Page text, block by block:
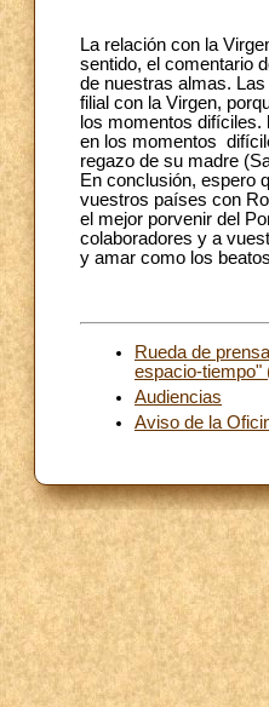
La relación con la
sentido, el comentario
de nuestras almas.
filial con la Virgen,
los momentos
en los momentos
regazo de su madre
En conclusión, espero
vuestros países con
el mejor porvenir del
colaboradores y a
y amar como los
Rueda de
espacio-tiempo"
Audiencias
Aviso de la